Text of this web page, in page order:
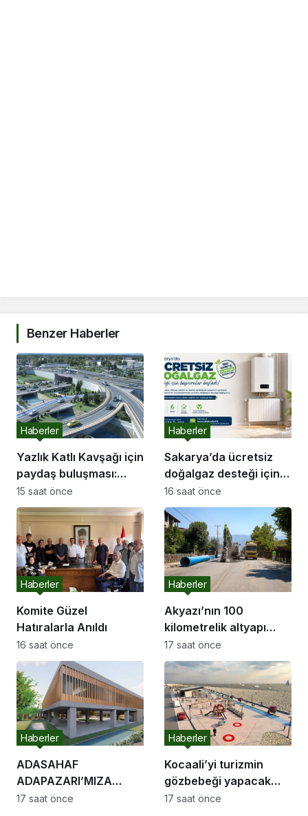
Benzer Haberler
Yazlık Katlı Kavşağı için
paydaş buluşması:
“İletişim kanallarımız
hep açık olacak”
Haberler
15 saat önce
Sakarya’da ücretsiz
doğalgaz desteği için
başvurular başladı
Haberler
16 saat önce
Komite Güzel
Hatıralarla Anıldı
Haberler
16 saat önce
Akyazı’nın 100
kilometrelik altyapı
hattı için saha
çalışmaları başladı
Haberler
17 saat önce
ADASAHAF
ADAPAZARI’MIZA
HAYIRLI OLSUN
Haberler
17 saat önce
Kocaali’yi turizmin
gözbebeği yapacak
sahil projelerini ilk kez
Haberler
17 saat önce